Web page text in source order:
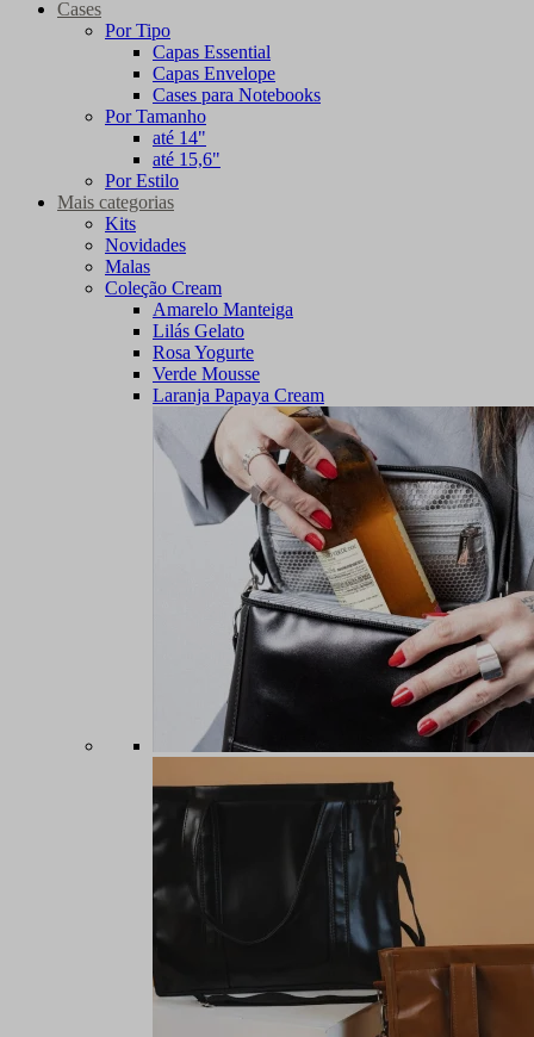
Cases
Por Tipo
Capas Essential
Capas Envelope
Cases para Notebooks
Por Tamanho
até 14"
até 15,6"
Por Estilo
Mais categorias
Kits
Novidades
Malas
Coleção Cream
Amarelo Manteiga
Lilás Gelato
Rosa Yogurte
Verde Mousse
Laranja Papaya Cream